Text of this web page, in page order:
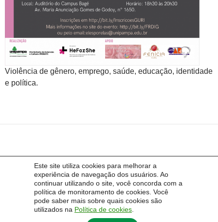
Este site utiliza cookies para melhorar a
experiência de navegação dos usuários. Ao
continuar utilizando o site, você concorda com a
política de monitoramento de cookies. Você
pode saber mais sobre quais cookies são
utilizados na Política de cookies
Violência de gênero, emprego, saúde, educação, identidade
e política.